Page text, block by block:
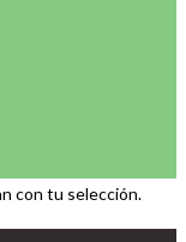
con tu selección.